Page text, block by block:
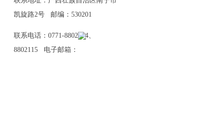
凯旋路2号 邮编：530201
联系电话：0771-8802114、
8802115 电子邮箱：